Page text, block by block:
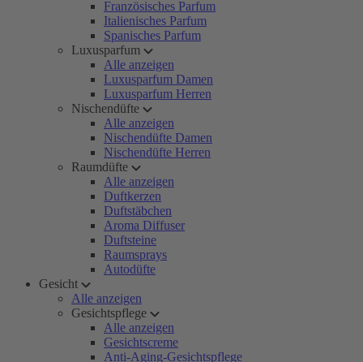
Französisches Parfum
Italienisches Parfum
Spanisches Parfum
Luxusparfum
Alle anzeigen
Luxusparfum Damen
Luxusparfum Herren
Nischendüfte
Alle anzeigen
Nischendüfte Damen
Nischendüfte Herren
Raumdüfte
Alle anzeigen
Duftkerzen
Duftstäbchen
Aroma Diffuser
Duftsteine
Raumsprays
Autodüfte
Gesicht
Alle anzeigen
Gesichtspflege
Alle anzeigen
Gesichtscreme
Anti-Aging-Gesichtspflege